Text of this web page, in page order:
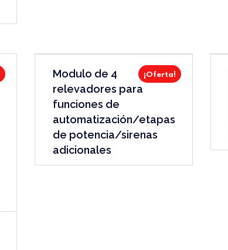
¡Oferta!
Modulo de 4
relevadores para
funciones de
automatización/etapas
de potencia/sirenas
adicionales